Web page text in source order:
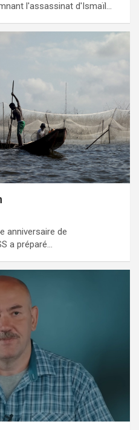
l'assassinat d'Ismaïl…
anniversaire de
a préparé…